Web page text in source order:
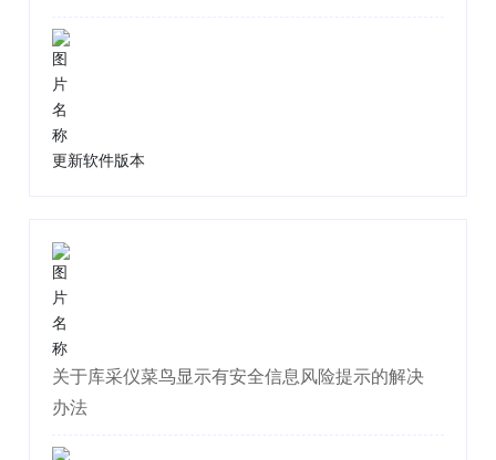
更新软件版本
关于库采仪菜鸟显示有安全信息风险提示的解决
办法